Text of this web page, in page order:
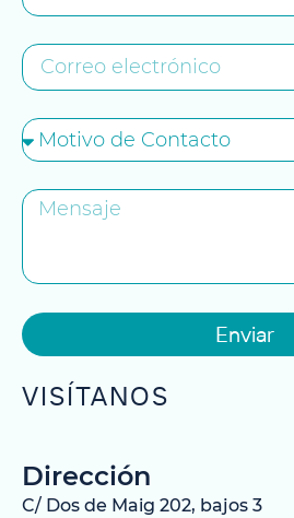
Enviar
VISÍTANOS
Dirección
C/ Dos de Maig 202, bajos 3